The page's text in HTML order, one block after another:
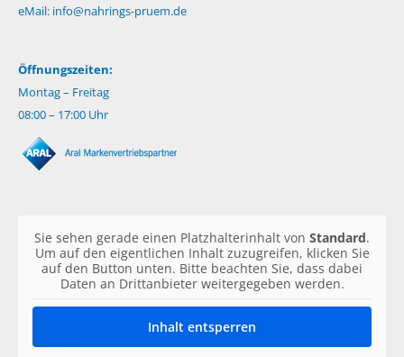
eMail: info@nahrings-pruem.de
Öffnungszeiten:
Montag – Freitag
08:00 – 17:00 Uhr
Sie sehen gerade einen Platzhalterinhalt von Standard.
Um auf den eigentlichen Inhalt zuzugreifen, klicken Sie
auf den Button unten. Bitte beachten Sie, dass dabei
Daten an Drittanbieter weitergegeben werden.
Inhalt entsperren